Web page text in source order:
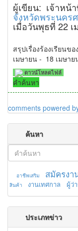
ผู้เขียน: เจ้าหน้
จังหวัดพระนคร
เมื่อวันพุธที่ 22
สรุปเรื่องร้องเรียนข
เมษายน - 18 เมษาย
ดาวน์โหลดไฟล์
คำค้นหา
comments powered
ค้นหา
อาชีพเสริม สมัครงา
สินค้า
งานเทศกาล ผู้ว่
ประเภทข่าว